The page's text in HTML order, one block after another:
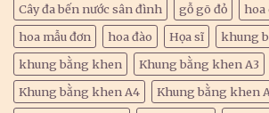
Cây đa bến nước sân đình
gỗ gõ đỏ hoa
hoa mẫu đơn
hoa đào Họa sĩ
khung
khung bằng khen
Khung bằng khen A3
Khung bằng khen A4
Khung bằng khen